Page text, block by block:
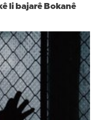
li bajarê Bokanê